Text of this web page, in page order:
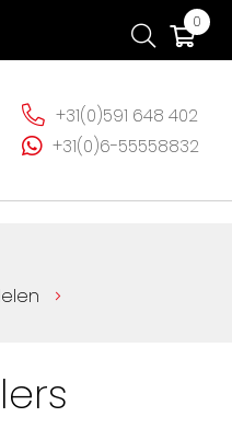
0
+31(0)591 648 402
+31(0)6-55558832